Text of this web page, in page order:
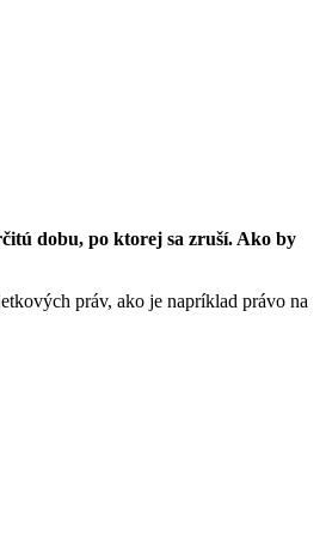
dobu, po ktorej sa zruší. Ako by
práv, ako je napríklad právo na